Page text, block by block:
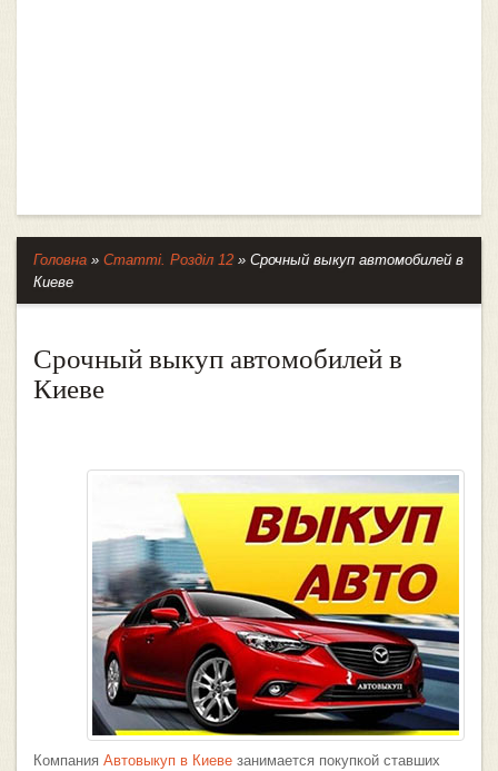
Головна » Статті. Розділ 12 » Срочный выкуп автомобилей в
Киеве
Срочный выкуп автомобилей в
Киеве
Компания Автовыкуп в Киеве занимается покупкой ставших